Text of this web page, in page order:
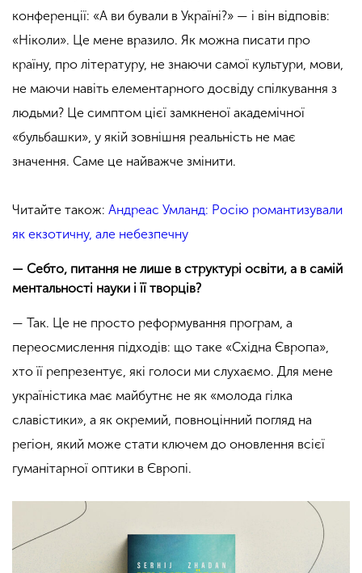
конференції: «А ви бували в Україні?» — і він відповів:
«Ніколи». Це мене вразило. Як можна писати про
країну, про літературу, не знаючи самої культури, мови,
не маючи навіть елементарного досвіду спілкування з
людьми? Це симптом цієї замкненої академічної
«бульбашки», у якій зовнішня реальність не має
значення. Саме це найважче змінити.
Читайте також: Андреас Умланд: Росію романтизували
як екзотичну, але небезпечну
— Себто, питання не лише в структурі освіти, а в самій
ментальності науки і її творців?
— Так. Це не просто реформування програм, а
переосмислення підходів: що таке «Східна Європа»,
хто її репрезентує, які голоси ми слухаємо. Для мене
україністика має майбутнє не як «молода гілка
славістики», а як окремий, повноцінний погляд на
регіон, який може стати ключем до оновлення всієї
гуманітарної оптики в Європі.